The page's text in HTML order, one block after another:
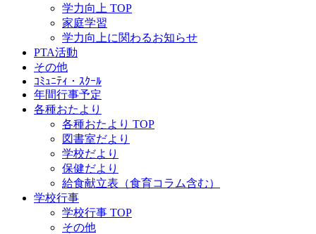
学力向上 TOP
家庭学習
学力向上に関わるお知らせ
PTA活動
その他
ｺﾐｭﾆﾃｨ・ｽｸｰﾙ
年間行事予定
各種おたより
各種おたより TOP
図書室だより
学校だより
保健だより
給食献立表（食育コラム含む）
学校行事
学校行事 TOP
その他